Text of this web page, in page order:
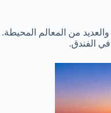
من المعالم المحيطة.
الفندق.